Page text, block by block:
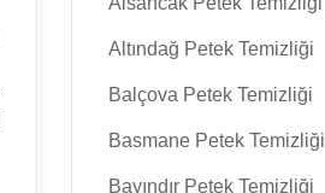
Altındağ Petek Temizliği
Balçova Petek Temizliği
Basmane Petek Temizliği
Bayındır Petek Temizliği